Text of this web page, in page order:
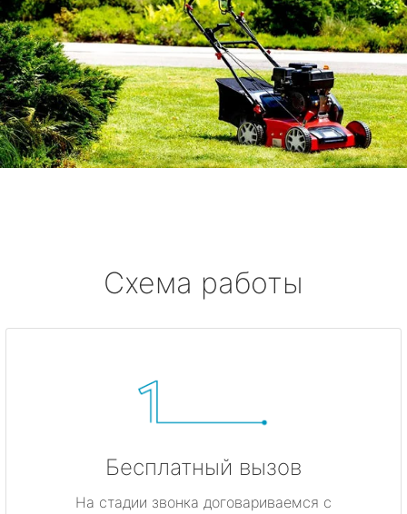
Схема работы
Бесплатный вызов
На стадии звонка договариваемся с